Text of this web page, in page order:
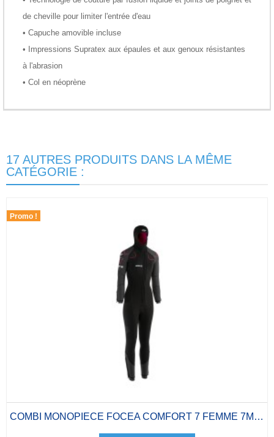
de cheville pour limiter l'entrée d'eau
• Capuche amovible incluse
• Impressions Supratex aux épaules et aux genoux résistantes
à l'abrasion
• Col en néoprène
17 AUTRES PRODUITS DANS LA MÊME
CATÉGORIE :
Promo !
COMBI MONOPIECE FOCEA COMFORT 7 FEMME 7MM A...